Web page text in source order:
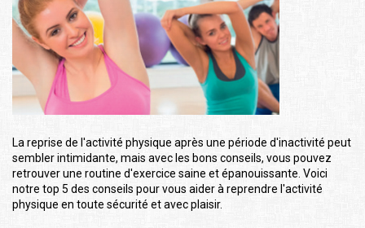
La reprise de l'activité physique après une période d'inactivité peut
sembler intimidante, mais avec les bons conseils, vous pouvez
retrouver une routine d'exercice saine et épanouissante. Voici
notre top 5 des conseils pour vous aider à reprendre l'activité
physique en toute sécurité et avec plaisir.